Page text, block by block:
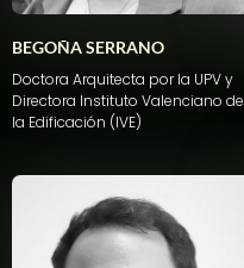
BEGOÑA SERRANO
Doctora Arquitecta por la UPV y
Directora Instituto Valenciano de
la Edificación (IVE)